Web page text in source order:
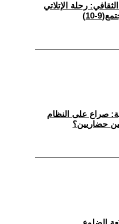
الثقافي: رحلة الإتلاتي
10)
صراع على النظام
حضاريين؟